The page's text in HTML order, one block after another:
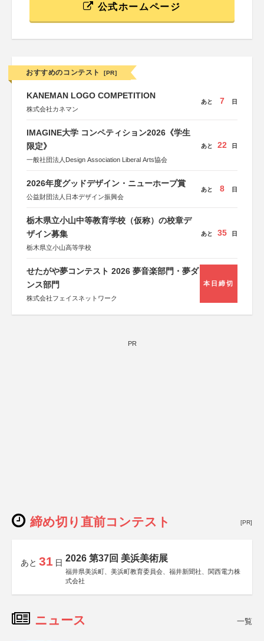
公式ホームページ
おすすめのコンテスト [PR]
KANEMAN LOGO COMPETITION
株式会社カネマン
あと 7 日
IMAGINE大学 コンペティション2026《学生
限定》
一般社団法人Design Association Liberal Arts協会
あと 22 日
2026年度グッドデザイン・ニューホープ賞
公益財団法人日本デザイン振興会
あと 8 日
栃木県立小山中等教育学校（仮称）の校章デ
ザイン募集
栃木県立小山高等学校
あと 35 日
せたがや夢コンテスト 2026 夢音楽部門・夢ダ
ンス部門
株式会社フェイスネットワーク
本日締切
PR
締め切り直前コンテスト [PR]
あと 31 日 2026 第37回 美浜美術展
福井県美浜町、美浜町教育委員会、福井新聞社、関西電力株
式会社
ニュース 一覧